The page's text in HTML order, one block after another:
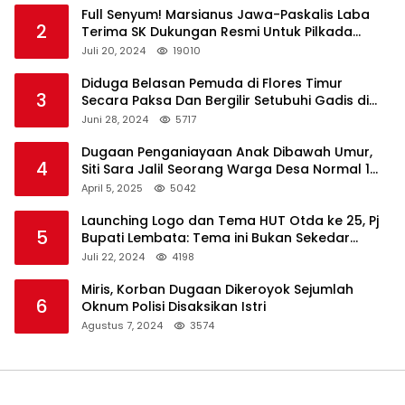
2
Full Senyum! Marsianus Jawa-Paskalis Laba
Terima SK Dukungan Resmi Untuk Pilkada
Lembata
Juli 20, 2024 19010
3
Diduga Belasan Pemuda di Flores Timur
Secara Paksa Dan Bergilir Setubuhi Gadis di
Bawah Umur
Juni 28, 2024 5717
4
Dugaan Penganiayaan Anak Dibawah Umur,
Siti Sara Jalil Seorang Warga Desa Normal 1
Melapor ke Polisi
April 5, 2025 5042
5
Launching Logo dan Tema HUT Otda ke 25, Pj
Bupati Lembata: Tema ini Bukan Sekedar
Refleksi Semalam
Juli 22, 2024 4198
6
Miris, Korban Dugaan Dikeroyok Sejumlah
Oknum Polisi Disaksikan Istri
Agustus 7, 2024 3574